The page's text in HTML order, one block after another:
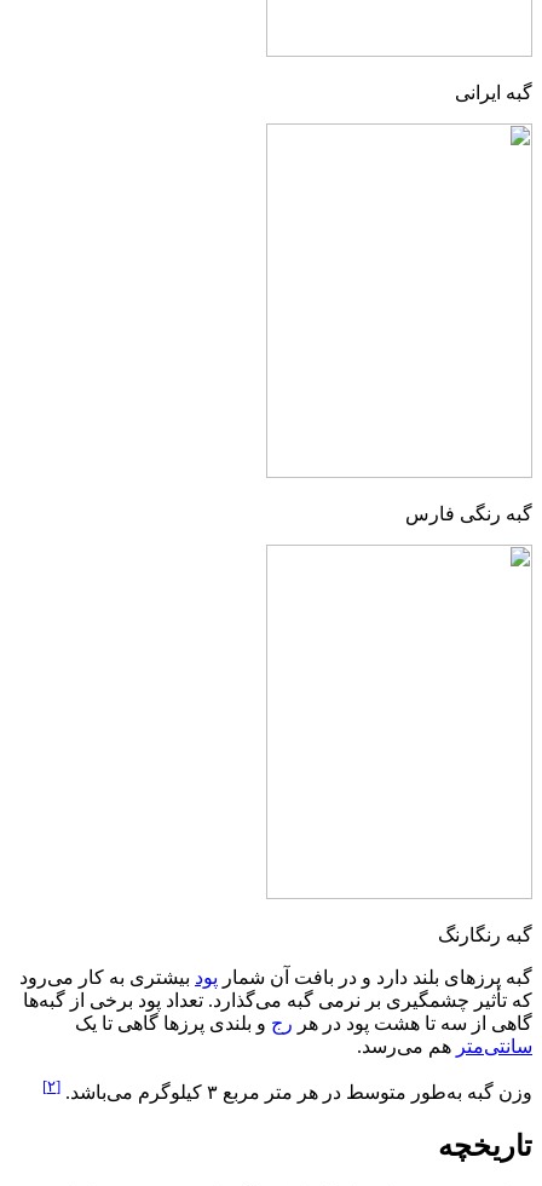
گبه ایرانی
گبه رنگی فارس
گبه رنگارنگ
گبه پرزهای بلند دارد و در بافت آن شمار پود بیشتری به کار می‌رود
که تأثیر چشمگیری بر نرمی گبه می‌گذارد. تعداد پود برخی از گبه‌ها
گاهی از سه تا هشت پود در هر رج و بلندی پرزها گاهی تا یک
سانتی‌متر هم می‌رسد.
وزن گبه به‌طور متوسط در هر متر مربع ۳ کیلوگرم می‌باشد. [۲]
تاریخچه